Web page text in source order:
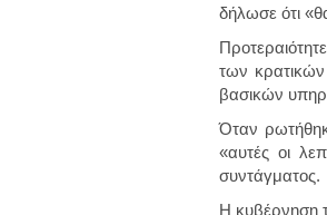
δήλωσε ότι
των
βασικών
Όταν
«αυτές οι
συντάγματος.
Η κυβέρνηση